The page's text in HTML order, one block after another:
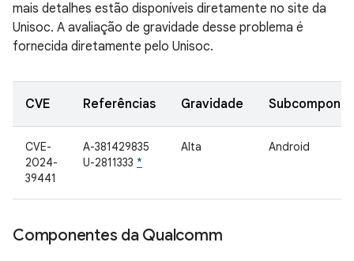
mais detalhes estão disponíveis diretamente no site da
Unisoc. A avaliação de gravidade desse problema é
fornecida diretamente pelo Unisoc.
CVE Referências Gravidade
CVE-
2024-
39441
A-381429835
U-2811333 *
Alta Android
Componentes da Qualcomm